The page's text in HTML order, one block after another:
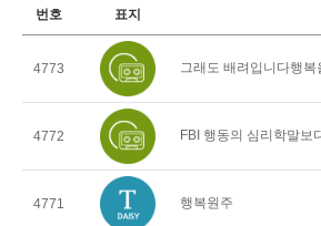
번호 표지
4773 그래도 배려입니다행복
4772 FBI 행동의 심리학말보
4771 행복원주